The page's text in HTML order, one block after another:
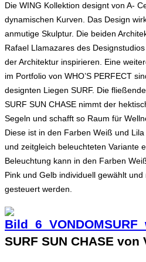
Die WING Kollektion designt von A-
dynamischen Kurven. Das Design
anmutige Skulptur. Die beiden
Rafael Llamazares des
der Architektur inspirieren. Eine
im Portfolio von WHO’S PERFECT
designten Liegen SURF. Die
SURF SUN CHASE nimmt der
Segeln und schafft so Raum für
Diese ist in den Farben Weiß und
und zeitgleich beleuchteten Variante
Beleuchtung kann in den Farben
Pink und Gelb individuell gewählt
gesteuert werden.
SURF SUN CHASE von